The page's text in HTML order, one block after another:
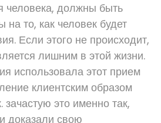
человека, должны быть
то, как человек будет
Если этого не происходит,
лишним в этой жизни.
использовала этот прием
клиентским образом
это именно так,
доказали свою